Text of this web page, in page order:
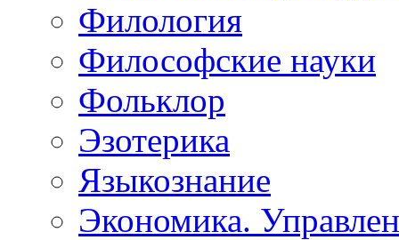
Филология
Философские науки
Фольклор
Эзотерика
Языкознание
Экономика.